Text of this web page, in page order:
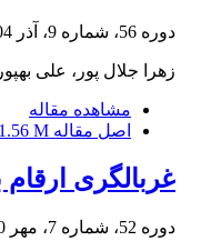
دوره 56، شماره 9، آذر 1404، صفحه
زهرا جلال پور، علی
مشاهده مقاله
اصل مقاله 1.56 M
غربالگری
دوره 52، شماره 7، مهر 1400، صفحه